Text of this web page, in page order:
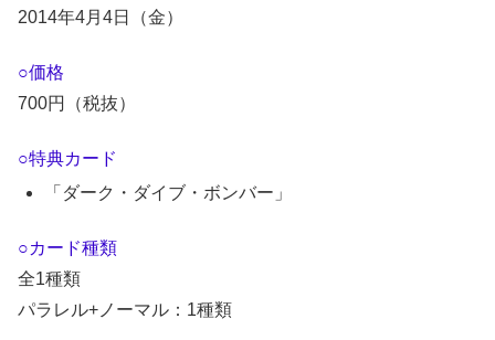
2014年4月4日（金）
○価格
700円（税抜）
○特典カード
「ダーク・ダイブ・ボンバー」
○カード種類
全1種類
パラレル+ノーマル：1種類